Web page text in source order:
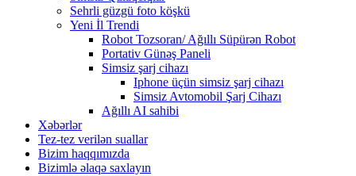
Sehrli güzgü foto köşkü
Yeni İl Trendi
Robot Tozsoran/ Ağıllı Süpürən Robot
Portativ Günəş Paneli
Simsiz şarj cihazı
Iphone üçün simsiz şarj cihazı
Simsiz Avtomobil Şarj Cihazı
Ağıllı AI sahibi
Xəbərlər
Tez-tez verilən suallar
Bizim haqqımızda
Bizimlə əlaqə saxlayın